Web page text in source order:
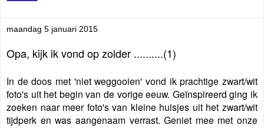
maandag 5 januari 2015
Opa, kijk ik vond op zolder ..........(1)
In de doos met 'niet weggooien' vond ik prachtige zwart/wit
foto's uit het begin van de vorige eeuw. Geïnspireerd ging ik
zoeken naar meer foto's van kleine huisjes uit het zwart/wit
tijdperk en was aangenaam verrast. Geniet mee met onze